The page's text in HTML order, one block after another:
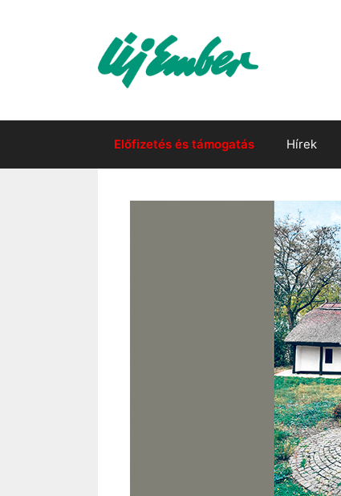
Előfizetés és támogatás Hírek